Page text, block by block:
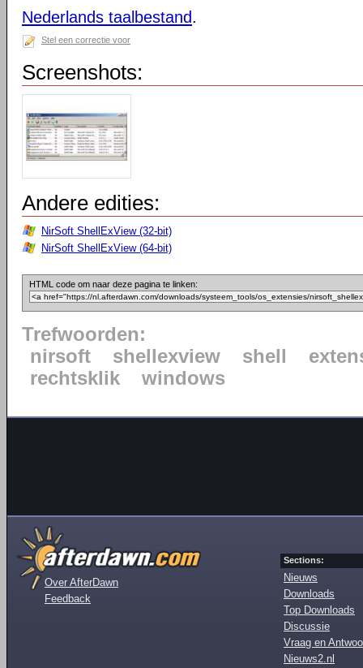
Nederlands taalbestand.
Stel een correctie voor
Screenshots:
Andere edities:
NirSoft ShellExView (32-bit)
NirSoft ShellExView (64-bit)
HTML code om naar deze pagina te linken:
Trefwoorden:
nirsoft
shellexview shell
rechtsklik
windows
Over AfterDawn
Feedback
Sections:
Nieuws
Downloads
Top Downloads
Discussie
Vraag en
Nieuws2.nl